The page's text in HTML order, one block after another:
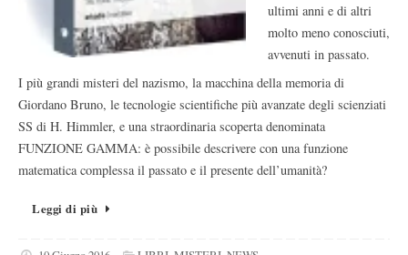
ultimi anni e di altri
molto meno conosciuti,
avvenuti in passato.
I più grandi misteri del nazismo, la macchina della memoria di
Giordano Bruno, le tecnologie scientifiche più avanzate degli scienziati
SS di H. Himmler, e una straordinaria scoperta denominata
FUNZIONE GAMMA: è possibile descrivere con una funzione
matematica complessa il passato e il presente dell’umanità?
Leggi di più